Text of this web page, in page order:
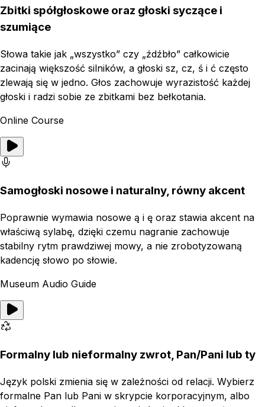
Zbitki spółgłoskowe oraz głoski syczące i
szumiące
Słowa takie jak „wszystko” czy „źdźbło” całkowicie
zacinają większość silników, a głoski sz, cz, ś i ć często
zlewają się w jedno. Głos zachowuje wyrazistość każdej
głoski i radzi sobie ze zbitkami bez bełkotania.
Online Course
Samogłoski nosowe i naturalny, równy akcent
Poprawnie wymawia nosowe ą i ę oraz stawia akcent na
właściwą sylabę, dzięki czemu nagranie zachowuje
stabilny rytm prawdziwej mowy, a nie zrobotyzowaną
kadencję słowo po słowie.
Museum Audio Guide
Formalny lub nieformalny zwrot, Pan/Pani lub ty
Język polski zmienia się w zależności od relacji. Wybierz
formalne Pan lub Pani w skrypcie korporacyjnym, albo